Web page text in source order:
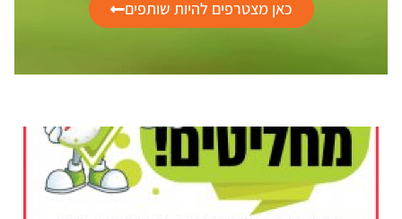
כאן מצטרפים להיות שותפים